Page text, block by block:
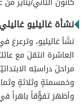
نشأة غاليليو غاليلي
نشَأ غاليليو، وترعرعَ
العاشرة انتقلَ مع
مراحلَ دراستِه
وخمسمئةٍ وثلاثةٍ
وأظهرَ تفوُّقاً باهراً